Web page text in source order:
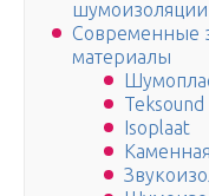
шумоизоляции
Современные
материалы
Teksound
Isoplaat